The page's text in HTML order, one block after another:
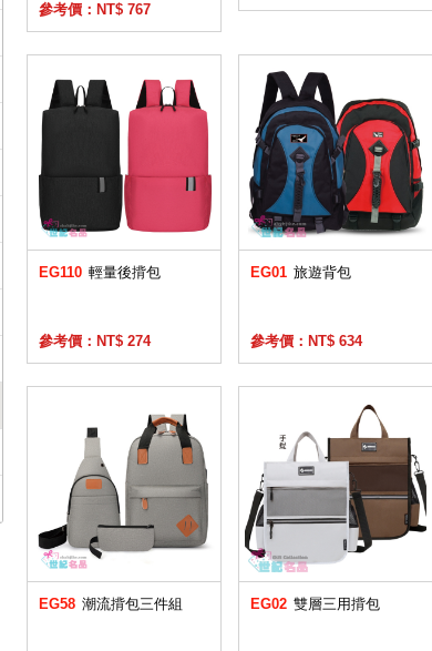
參考價：NT$ 767
EG110 輕量後揹包
參考價：NT$ 274
EG01 旅遊背包
參考價：NT$ 634
EG58 潮流揹包三件組 EG02 雙層三用揹包